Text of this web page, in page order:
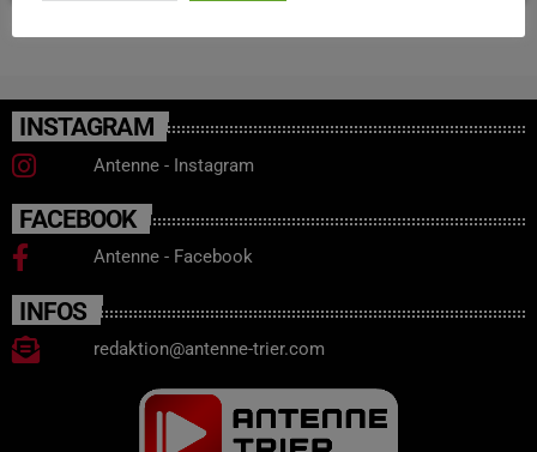
INSTAGRAM
Antenne - Instagram
FACEBOOK
Antenne - Facebook
INFOS
redaktion@antenne-trier.com